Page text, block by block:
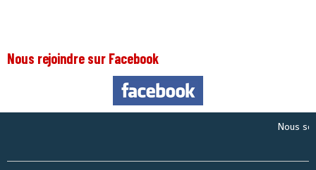
Nous rejoindre sur Facebook
Nous